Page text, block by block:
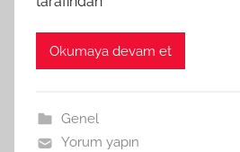
Okumaya devam et
Genel
Yorum yapın